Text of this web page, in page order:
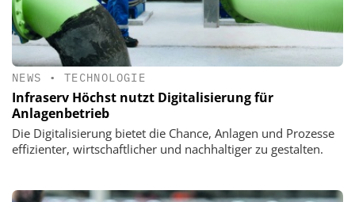
NEWS • TECHNOLOGIE
Infraserv Höchst nutzt Digitalisierung für
Anlagenbetrieb
Die Digitalisierung bietet die Chance, Anlagen und Prozesse
effizienter, wirtschaftlicher und nachhaltiger zu gestalten.